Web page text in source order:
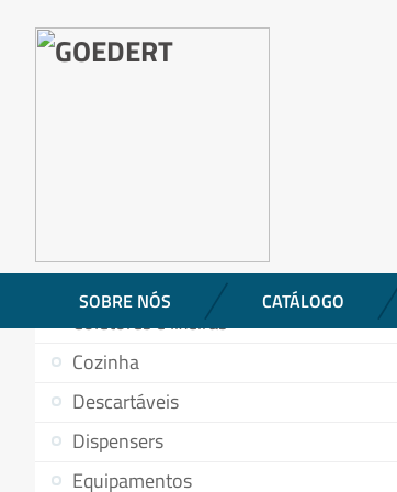
SOBRE NÓS CATÁLOGO
ProdutosPapel higienico rolao c/
Banheiro
Coletores e lixeiras
Cozinha
Descartáveis
Dispensers
Equipamentos